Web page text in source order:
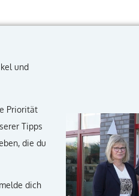
und
Priorität
Tipps
die du
dich